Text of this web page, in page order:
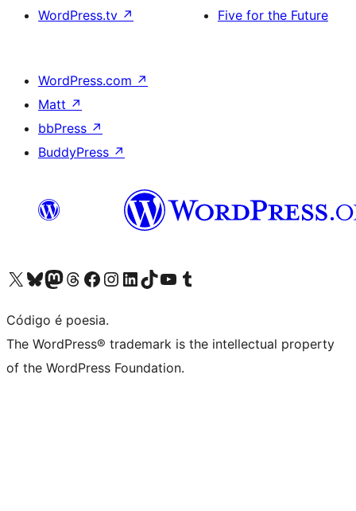
WordPress.tv ↗
Five for the Future
WordPress.com ↗
Matt ↗
bbPress ↗
BuddyPress ↗
Visite a nossa conta X (antigo Twitter)
Visit our Bluesky account
Visit our Mastodon account
Visit our Threads account
Visite a nossa página do Facebook
Visite a nossa conta no Instagram
Visite a nossa conta no LinkedIn
Visit our TikTok account
Visit our YouTube channel
Visit our Tumblr account
Código é poesia.
The WordPress® trademark is the intellectual property
of the WordPress Foundation.